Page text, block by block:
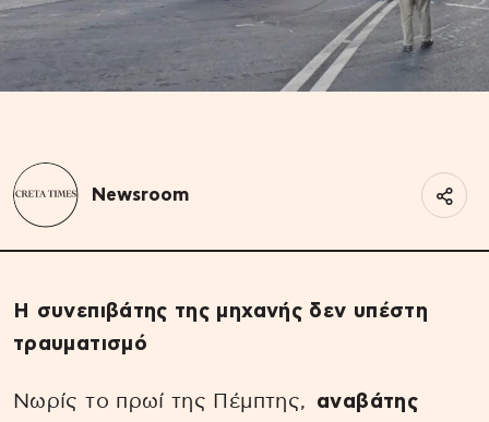
Newsroom
Η συνεπιβάτης της μηχανής δεν υπέστη
τραυματισμό
Νωρίς το πρωί της Πέμπτης, αναβάτης